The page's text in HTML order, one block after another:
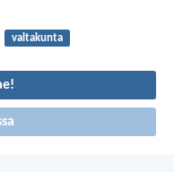
valtakunta